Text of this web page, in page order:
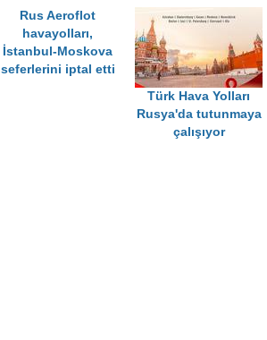
Rus Aeroflot
havayolları,
İstanbul-Moskova
seferlerini iptal etti
Türk Hava Yolları
Rusya'da tutunmaya
çalışıyor